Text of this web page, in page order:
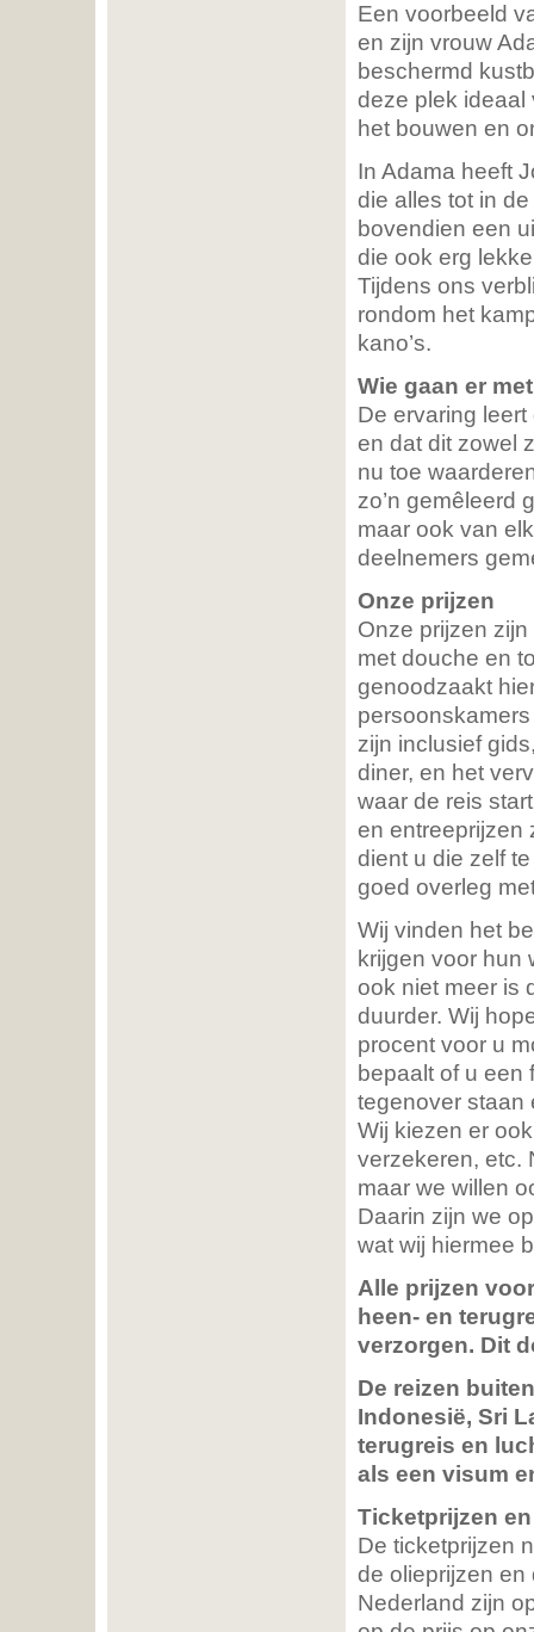
Een voorbeeld
en zijn vrouw
beschermd
deze plek ideaal
het bouwen en
In Adama heeft
die alles tot in
bovendien een
die ook erg
Tijdens ons
rondom het
kano’s.
Wie gaan er
De ervaring
en dat dit zowel
nu toe
zo’n gemêleerd
maar ook van
deelnemers
Onze prijzen
Onze prijzen
met douche en
genoodzaakt
zijn inclusief
diner, en het
waar de reis
en entreeprijzen
dient u die zelf
goed overleg
Wij vinden het
krijgen voor hun
ook niet meer is
duurder. Wij
procent voor u
bepaalt of u een
tegenover staan
Wij kiezen er
verzekeren, etc.
maar we willen
Daarin zijn we
wat wij hiermee
Alle prijzen
heen- en
verzorgen. Dit
De reizen
Indonesië, Sri
terugreis en
als een visum
Ticketprijzen
De ticketprijzen
de olieprijzen
Nederland zijn